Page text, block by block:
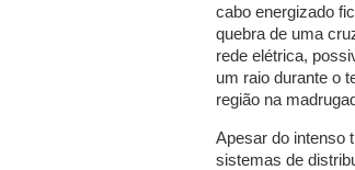
cabo energizado
quebra de uma
rede elétrica,
um raio durante o
região na
Apesar do intenso
sistemas de